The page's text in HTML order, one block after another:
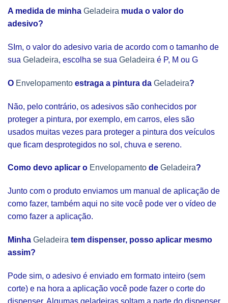
A medida de minha Geladeira muda o valor do
adesivo?
SIm, o valor do adesivo varia de acordo com o tamanho de
sua Geladeira, escolha se sua Geladeira é P, M ou G
O Envelopamento estraga a pintura da Geladeira?
Não, pelo contrário, os adesivos são conhecidos por
proteger a pintura, por exemplo, em carros, eles são
usados muitas vezes para proteger a pintura dos veículos
que ficam desprotegidos no sol, chuva e sereno.
Como devo aplicar o Envelopamento de Geladeira?
Junto com o produto enviamos um manual de aplicação de
como fazer, também aqui no site você pode ver o vídeo de
como fazer a aplicação.
Minha Geladeira tem dispenser, posso aplicar mesmo
assim?
Pode sim, o adesivo é enviado em formato inteiro (sem
corte) e na hora a aplicação você pode fazer o corte do
dispenser. Algumas geladeiras soltam a parte do dispenser